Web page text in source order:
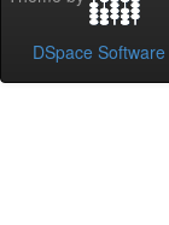
DSpace Software